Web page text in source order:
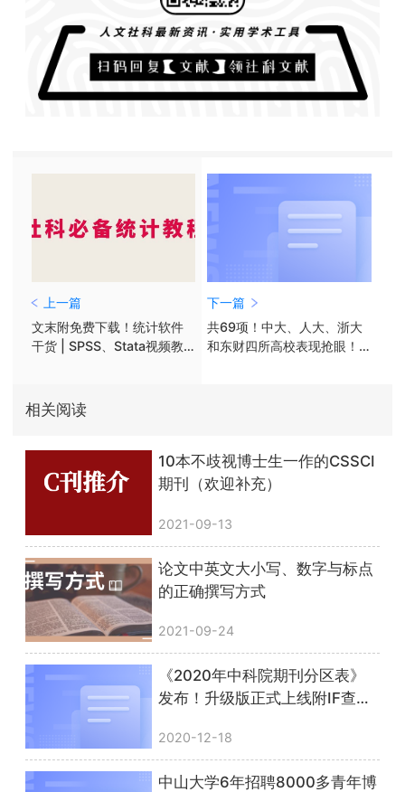
上一篇
文末附免费下载！统计软件
干货 | SPSS、Stata视频教
下一篇
共69项！中大、人大、浙大
和东财四所高校表现抢眼！
相关阅读
10本不歧视博士生一作的CSSCI
期刊（欢迎补充）
2021-09-13
论文中英文大小写、数字与标点
的正确撰写方式
2021-09-24
《2020年中科院期刊分区表》
发布！升级版正式上线附IF查询
2020-12-18
中山大学6年招聘8000多青年博